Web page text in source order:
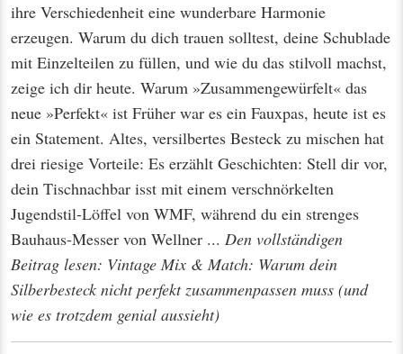
ihre Verschiedenheit eine wunderbare Harmonie
erzeugen. Warum du dich trauen solltest, deine Schublade
mit Einzelteilen zu füllen, und wie du das stilvoll machst,
zeige ich dir heute. Warum »Zusammengewürfelt« das
neue »Perfekt« ist Früher war es ein Fauxpas, heute ist es
ein Statement. Altes, versilbertes Besteck zu mischen hat
drei riesige Vorteile: Es erzählt Geschichten: Stell dir vor,
dein Tischnachbar isst mit einem verschnörkelten
Jugendstil-Löffel von WMF, während du ein strenges
Bauhaus-Messer von Wellner ... Den vollständigen
Beitrag lesen: Vintage Mix & Match: Warum dein
Silberbesteck nicht perfekt zusammenpassen muss (und
wie es trotzdem genial aussieht)